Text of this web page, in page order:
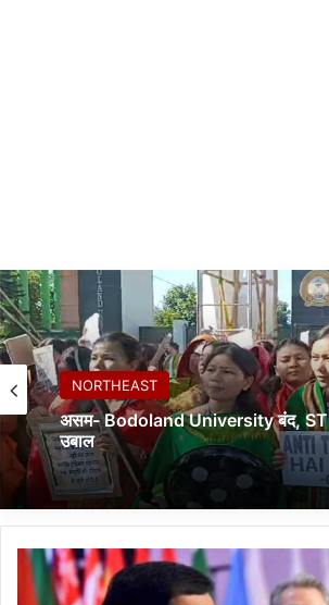
NORTHEAST
असम- Bodoland University बंद,
उबाल
A